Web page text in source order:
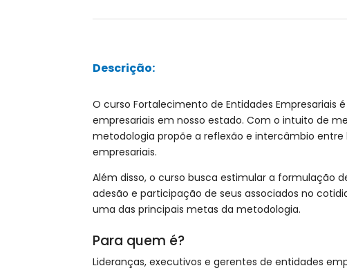
Descrição:
O curso Fortalecimento de Entidades
empresariais em nosso estado. Com o intuito de
metodologia propõe a reflexão e intercâmbio
empresariais.
Além disso, o curso busca estimular a formulação
adesão e participação de seus associados no
uma das principais metas da metodologia.
Para quem é?
Lideranças, executivos e gerentes de entidades